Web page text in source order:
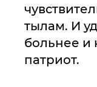
тылам. И
больнее и
патриот.